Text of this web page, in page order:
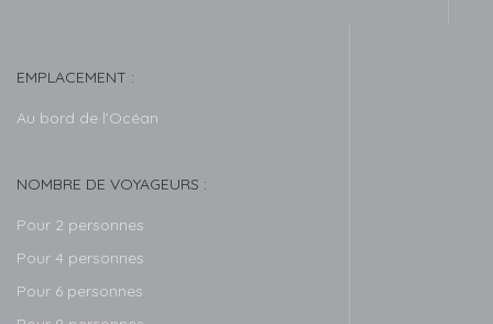
EMPLACEMENT :
Au bord de l’Océan
NOMBRE DE VOYAGEURS :
Pour 2 personnes
Pour 4 personnes
Pour 6 personnes